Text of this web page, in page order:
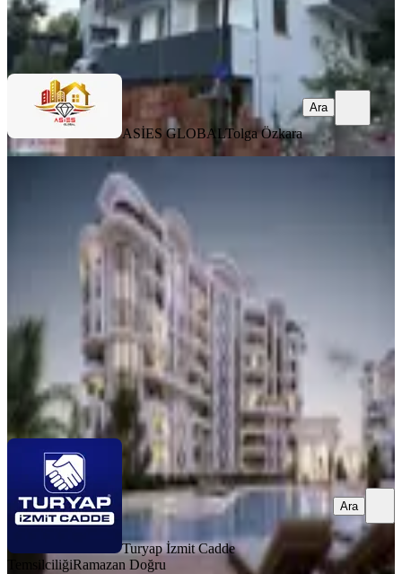
ASİES GLOBALTolga Özkara
ASİES GLOBALTolga Özkara
Ara
Turyap'tan Zeray Dora Hill'de Lüks
Yaşam
İzmit, Çayırköy Mahallesi
1+1
86 m²·5. Kat ·
5.175.000 ₺
Turyap İzmit Cadde TemsilciliğiRamazan Doğru
Turyap İzmit Cadde
TemsilciliğiRamazan Doğru
Ara